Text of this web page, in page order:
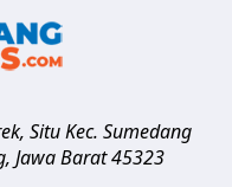
Situ Kec. Sumedang
, Jawa Barat 45323